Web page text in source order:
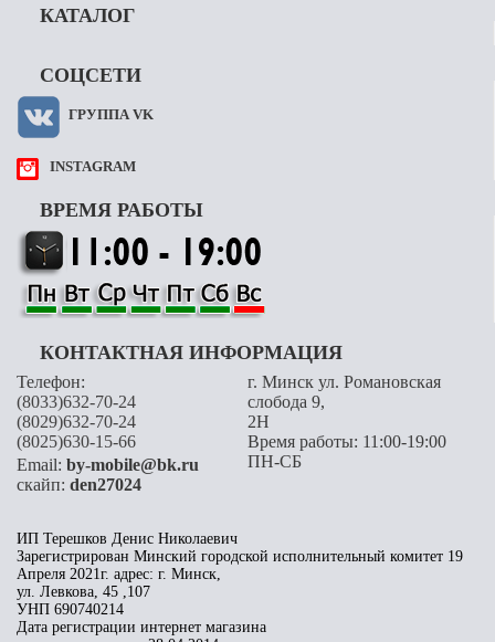
КАТАЛОГ
СОЦСЕТИ
ГРУППА VK
INSTAGRAM
ВРЕМЯ РАБОТЫ
КОНТАКТНАЯ ИНФОРМАЦИЯ
Телефон:
(8033)632-70-24
(8029)632-70-24
(8025)630-15-66
Email: by-mobile@bk.ru
скайп: den27024
г. Минск ул. Романовская
слобода 9,
2H
Время работы: 11:00-19:00
ПН-СБ
ИП Терешков Денис Николаевич
Зарегистрирован Минский городской исполнительный комитет 19
Апреля 2021г. адрес: г. Минск,
ул. Левкова, 45 ,107
УНП 690740214
Дата регистрации интернет магазина